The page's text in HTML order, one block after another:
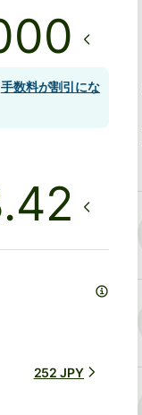
手数料が割引にな
252 JPY